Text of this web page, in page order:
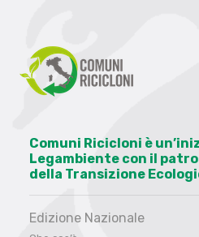
Comuni Ricicloni è
Legambiente con il
della Transizione
Edizione Nazionale